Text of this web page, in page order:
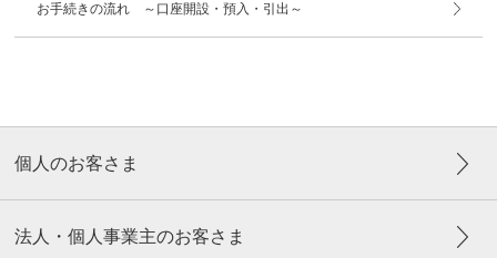
お手続きの流れ ～口座開設・預入・引出～
個人のお客さま
法人・個人事業主のお客さま